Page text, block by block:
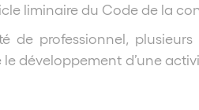
liminaire du Code de la
de professionnel,
développement d’une